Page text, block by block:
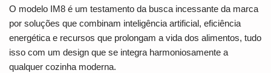
O modelo IM8 é um testamento da busca incessante da marca
por soluções que combinam inteligência artificial, eficiência
energética e recursos que prolongam a vida dos alimentos, tudo
isso com um design que se integra harmoniosamente a
qualquer cozinha moderna.